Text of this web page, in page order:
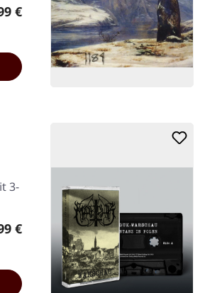
Preis:
€
3-
Preis:
€